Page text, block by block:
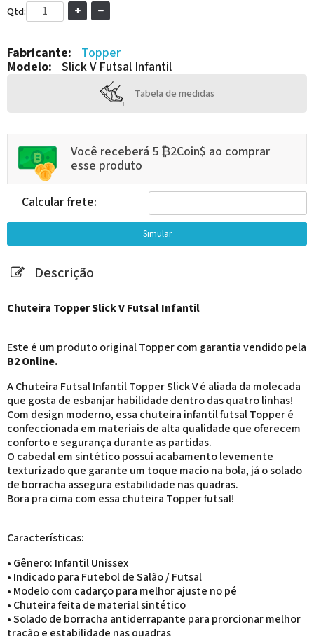
Qtd:
Fabricante:
Topper
Modelo: Slick V Futsal Infantil
Tabela de medidas
Você receberá 5 ₿2Coin$ ao comprar
esse produto
Calcular frete:
Descrição
Chuteira Topper Slick V Futsal Infantil
Este é um produto original Topper com garantia vendido pela
B2 Online.
A Chuteira Futsal Infantil Topper Slick V é aliada da molecada
que gosta de esbanjar habilidade dentro das quatro linhas!
Com design moderno, essa chuteira infantil futsal Topper é
confeccionada em materiais de alta qualidade que oferecem
conforto e segurança durante as partidas.
O cabedal em sintético possui acabamento levemente
texturizado que garante um toque macio na bola, já o solado
de borracha assegura estabilidade nas quadras.
Bora pra cima com essa chuteira Topper futsal!
Características:
• Gênero: Infantil Unissex
• Indicado para Futebol de Salão / Futsal
• Modelo com cadarço para melhor ajuste no pé
• Chuteira feita de material sintéticо
• Solado de borracha antiderrapante para prorcionar melhor